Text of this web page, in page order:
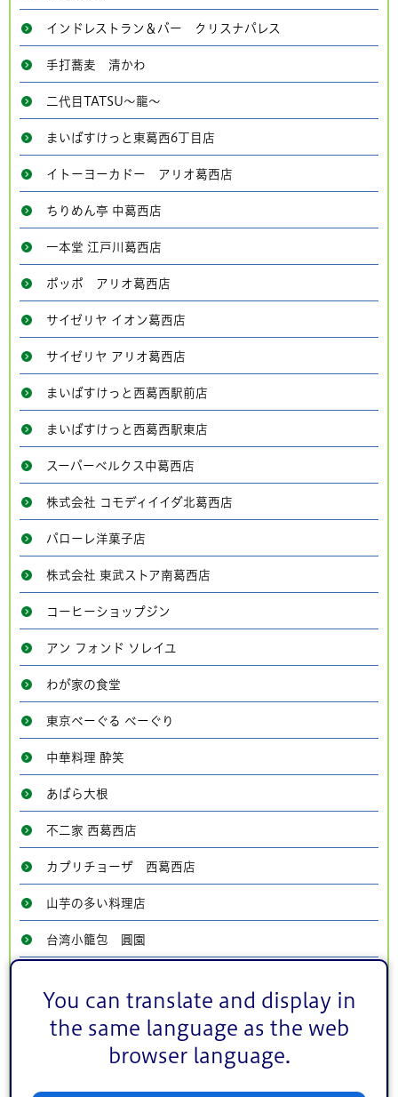
You can translate and display in
the same language as the web
browser language.
インドレストラン＆バー クリスナパレス
手打蕎麦 清かわ
二代目TATSU～龍～
まいばすけっと東葛西6丁目店
イトーヨーカドー アリオ葛西店
ちりめん亭 中葛西店
一本堂 江戸川葛西店
ポッポ アリオ葛西店
サイゼリヤ イオン葛西店
サイゼリヤ アリオ葛西店
まいばすけっと西葛西駅前店
まいばすけっと西葛西駅東店
スーパーベルクス中葛西店
株式会社 コモディイイダ北葛西店
パローレ洋菓子店
株式会社 東武ストア南葛西店
コーヒーショップジン
アン フォンド ソレイユ
わが家の食堂
東京べーぐる べーぐり
中華料理 酔笑
あばら大根
不二家 西葛西店
カプリチョーザ 西葛西店
山芋の多い料理店
台湾小籠包 圓園
吉野家 西葛西駅1番街店